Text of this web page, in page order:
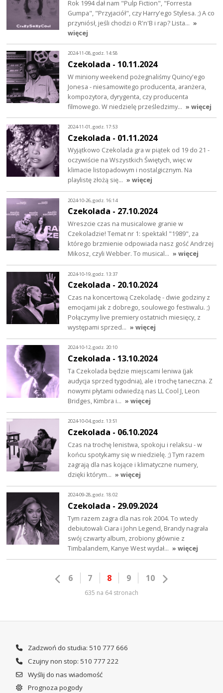
Rok 1994 dał nam "Pulp Fiction", "Forresta
Gumpa", "Przyjaciół", czy Harry'ego Stylesa. ;) A co
przyniósł, jeśli chodzi o R'n'B i rap? Lista… »
więcej
2024-11-08, godz. 14:58
Czekolada - 10.11.2024
W miniony weekend pożegnaliśmy Quincy'ego
Jonesa - niesamowitego producenta, aranżera,
kompozytora, dyrygenta, czy producenta
filmowego. W niedzielę prześledzimy… » więcej
2024-11-01, godz. 17:53
Czekolada - 01.11.2024
Wyjątkowo Czekolada gra w piątek od 19 do 21 -
oczywiście na Wszystkich Świętych, więc w
klimacie listopadowym i nostalgicznym. Na
playlistę złożą się… » więcej
2024-10-26, godz. 16:14
Czekolada - 27.10.2024
Wreszcie czas na musicalowe granie w
Czekoladzie! Temat nr 1: spektakl "1989", za
którego brzmienie odpowiada nasz gość Andrzej
Mikosz, czyli Webber. To musical… » więcej
2024-10-19, godz. 13:37
Czekolada - 20.10.2024
Czas na koncertową Czekoladę - dwie godziny z
emocjami jak z dobrego, soulowego festiwalu. ;)
Połączymy live premiery ostatnich miesięcy, z
występami sprzed… » więcej
2024-10-12, godz. 20:10
Czekolada - 13.10.2024
Ta Czekolada będzie miejscami leniwa (jak
audycja sprzed tygodnia), ale i trochę taneczna. Z
nowymi płytami odwiedzą nas LL Cool J, Leon
Bridges, Kimbra i… » więcej
2024-10-04, godz. 13:51
Czekolada - 06.10.2024
Czas na trochę lenistwa, spokoju i relaksu - w
końcu spotykamy się w niedzielę. ;) Tym razem
zagrają dla nas kojące i klimatyczne numery,
dzięki którym… » więcej
2024-09-28, godz. 18:02
Czekolada - 29.09.2024
Tym razem zagra dla nas rok 2004. To wtedy
debiutowali Ciara i John Legend, Brandy nagrała
swój czwarty album, zrobiony głównie z
Timbalandem, Kanye West wydał… » więcej
6 7 8 9 10
635 na 64 stronach
Zadzwoń do studia: 510 777 666
Czujny non stop: 510 777 222
Wyślij do nas wiadomość
Prognoza pogody